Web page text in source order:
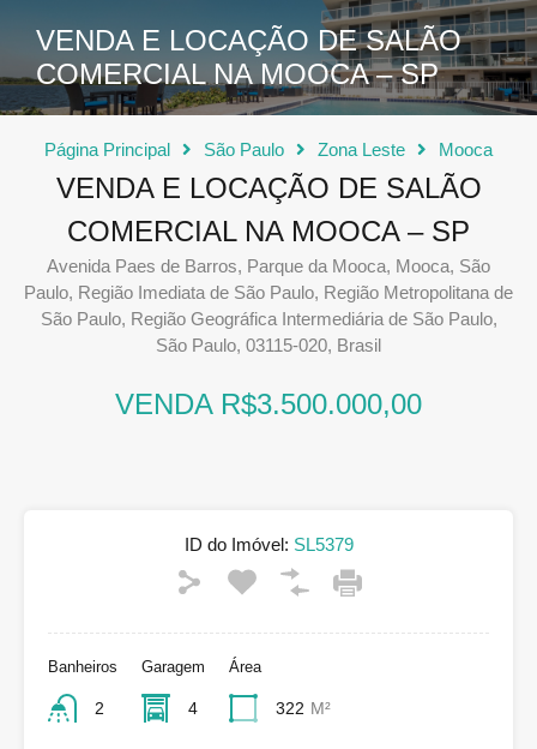
VENDA E LOCAÇÃO DE SALÃO
COMERCIAL NA MOOCA – SP
Página Principal São Paulo Zona Leste Mooca
VENDA E LOCAÇÃO DE SALÃO
COMERCIAL NA MOOCA – SP
Avenida Paes de Barros, Parque da Mooca, Mooca, São
Paulo, Região Imediata de São Paulo, Região Metropolitana de
São Paulo, Região Geográfica Intermediária de São Paulo,
São Paulo, 03115-020, Brasil
VENDA R$3.500.000,00
ID do Imóvel: SL5379
Banheiros
2
Garagem
4
Área
322 M²